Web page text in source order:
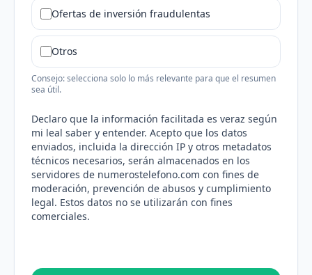
Ofertas de inversión fraudulentas
Otros
Consejo: selecciona solo lo más relevante para que el resumen
sea útil.
Declaro que la información facilitada es veraz según
mi leal saber y entender. Acepto que los datos
enviados, incluida la dirección IP y otros metadatos
técnicos necesarios, serán almacenados en los
servidores de numerostelefono.com con fines de
moderación, prevención de abusos y cumplimiento
legal. Estos datos no se utilizarán con fines
comerciales.